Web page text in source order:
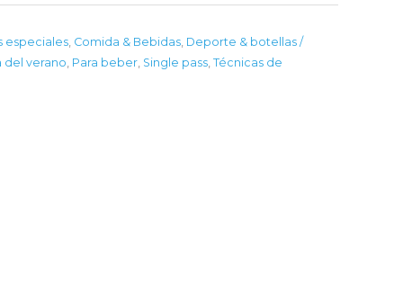
especiales, Comida & Bebidas, Deporte & botellas /
del verano, Para beber, Single pass, Técnicas de